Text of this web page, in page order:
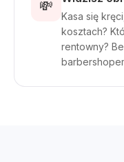
💸
Kasa się
kosztach?
rentowny?